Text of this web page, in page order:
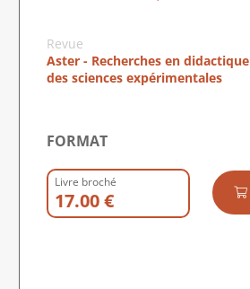
Revue
Aster - Recherches en didactique
des sciences expérimentales
FORMAT
Livre broché
17.00 €